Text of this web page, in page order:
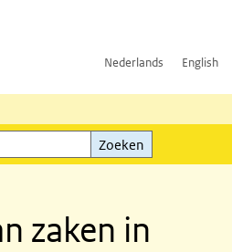
Nederlands English
Zoeken
zaken in